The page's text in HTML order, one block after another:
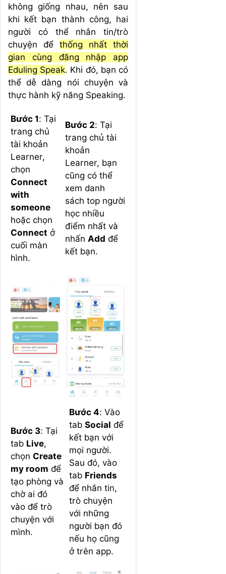
không giống nhau, nên sau
khi kết bạn thành công, hai
người có thể nhắn tin/trò
chuyện để thống nhất thời
gian cùng đăng nhập app
Eduling Speak. Khi đó, bạn có
thể dễ dàng nói chuyện và
thực hành kỹ năng Speaking.
Bước 1: Tại
trang chủ
tài khoản
Learner,
chọn
Connect
with
someone
hoặc chọn
Connect ở
cuối màn
hình.
Bước 2: Tại
trang chủ tài
khoản
Learner, bạn
cũng có thể
xem danh
sách top người
học nhiều
điểm nhất và
nhấn Add để
kết bạn.
Bước 3: Tại
tab Live,
chọn Create
my room để
tạo phòng và
chờ ai đó
vào để trò
chuyện với
mình.
Bước 4: Vào
tab Social để
kết bạn với
mọi người.
Sau đó, vào
tab Friends
để nhắn tin,
trò chuyện
với những
người bạn đó
nếu họ cũng
ở trên app.